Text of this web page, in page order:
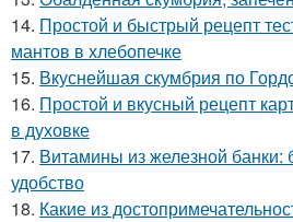
14. Простой и быстрый рецепт
мантов в хлебопечке
15. Вкуснейшая скумбрия по
16. Простой и вкусный рецепт
в духовке
17. Витамины из железной банки:
удобство
18. Какие из